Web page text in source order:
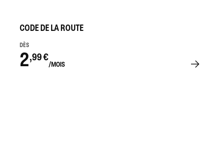
CODE DE LA ROUTE
DÈS
2,99 €
/MOIS